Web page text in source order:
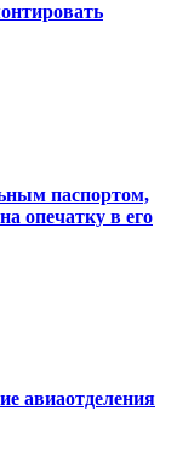
паспортом,
опечатку в его
авиаотделения